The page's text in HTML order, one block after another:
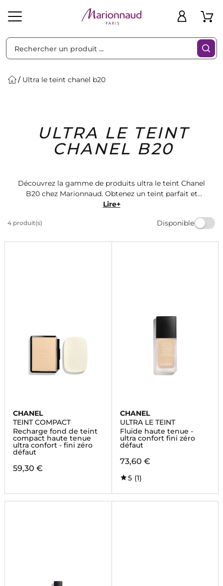
Solaire Homme Marques Idées
Cadeaux
Bons
Plans
Ultra le teint chanel b20
ULTRA LE TEINT
CHANEL B20
Découvrez la gamme de produits ultra le teint Chanel
B20 chez Marionnaud. Obtenez un teint parfait et
lumineux avec ces produits de maquillage de haute
profitez d'une tenue longue durée. Commandez dès
Lire+
4 produit(s) Disponible
Filtres
CHANEL
TEINT COMPACT
Recharge fond de teint
compact haute tenue
ultra confort - fini zéro
défaut
59,30 €
CHANEL
ULTRA LE TEINT
Fluide haute tenue -
ultra confort fini zéro
défaut
73,60 €
5 (1)